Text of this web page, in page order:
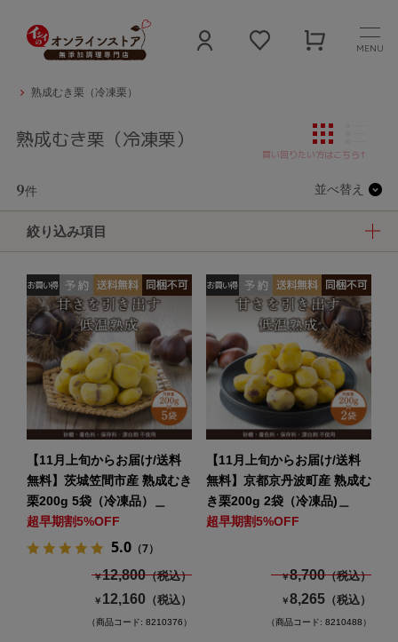
MENU
熟成むき栗（冷凍栗）
熟成むき栗（冷凍栗）
9件 並べ替え
絞り込み項目
【11月上旬からお届け/送料
無料】茨城笠間市産 熟成むき
栗200g 5袋（冷凍品）＿
超早期割5%OFF
5.0（7）
￥12,800（税込）
￥ 12,160 （税込）
（商品コード: 8210376）
【11月上旬からお届け/送料
無料】京都京丹波町産 熟成む
き栗200g 2袋（冷凍品)＿
超早期割5%OFF
￥8,700（税込）
￥8,265 （税込）
（商品コード: 8210488）